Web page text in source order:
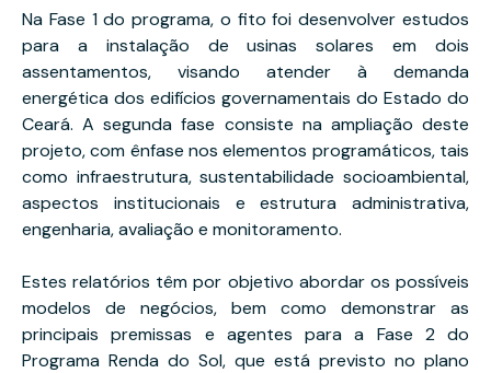
Na Fase 1 do programa, o fito foi desenvolver estudos
para a instalação de usinas solares em dois
assentamentos, visando atender à demanda
energética dos edifícios governamentais do Estado do
Ceará. A segunda fase consiste na ampliação deste
projeto, com ênfase nos elementos programáticos, tais
como infraestrutura, sustentabilidade socioambiental,
aspectos institucionais e estrutura administrativa,
engenharia, avaliação e monitoramento.
Estes relatórios têm por objetivo abordar os possíveis
modelos de negócios, bem como demonstrar as
principais premissas e agentes para a Fase 2 do
Programa Renda do Sol, que está previsto no plano